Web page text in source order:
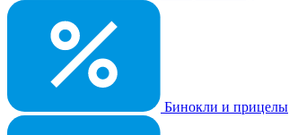
Бинокли и прицелы